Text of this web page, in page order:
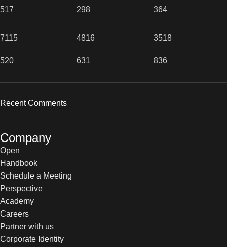
517 298 364
7115
520
4816
631
3518
836
Recent Comments
Company
Open
Handbook
Schedule a Meeting
Perspective
Academy
Careers
Partner with us
Corporate Identity